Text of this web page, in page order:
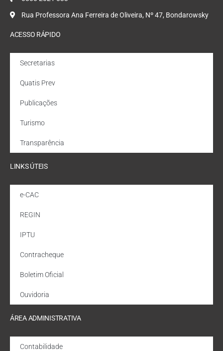
Rua Professora Ana Ferreira de Oliveira, Nº 47, Bondarowsky
ACESSO RÁPIDO
Secretarias
Quatis Prev
Publicações
Turismo
Transparência
LINKS ÚTEIS
e-CAC
REGIN
IPTU
Contracheque
Boletim Oficial
Ouvidoria
ÁREA ADMINISTRATIVA
Contabilidade